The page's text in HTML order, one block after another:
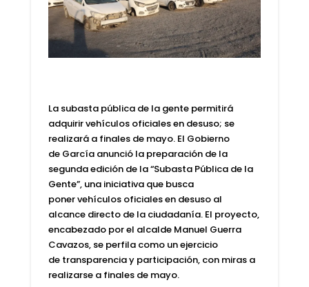
La subasta pública de la gente permitirá
adquirir vehículos oficiales en desuso; se
realizará a finales de mayo. El Gobierno
de Garcíaanunció la preparación de la
segunda edición de la “Subasta Pública de la
Gente”, una iniciativa que busca
ponervehículos oficialesen desuso al
alcance directo de la ciudadanía. El proyecto,
encabezado por el alcalde Manuel Guerra
Cavazos, se perfila como un ejercicio
de transparenciay participación, con miras a
realizarse a finales de mayo.